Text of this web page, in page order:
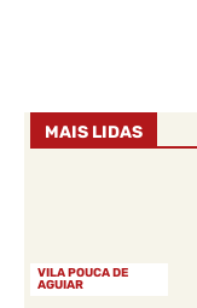
MAIS LIDAS
VILA POUCA DE
AGUIAR